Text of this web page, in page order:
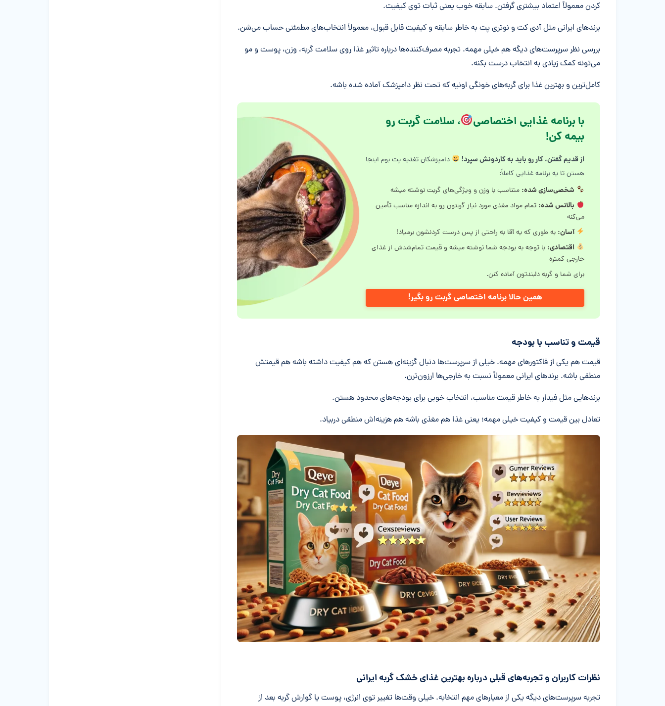
کردن معمولاً اعتماد بیشتری گرفتن. سابقه خوب یعنی ثبات توی کیفیت.
برندهای ایرانی مثل آدی کت و نوتری پت به خاطر سابقه و کیفیت قابل قبول، معمولاً انتخاب‌های مطمئنی حساب می‌شن.
بررسی نظر سرپرست‌های دیگه هم خیلی مهمه. تجربه مصرف‌کننده‌ها درباره تاثیر غذا روی سلامت گربه، وزن، پوست و مو
می‌تونه کمک زیادی به انتخاب درست بکنه.
کامل‌ترین و بهترین غذا برای گربه‌های خونگی اونیه که تحت نظر دامپزشک آماده شده باشه.
با برنامه غذایی اختصاصی
، سلامت گربت رو
بیمه کن!
از قدیم گفتن، کار رو باید به کاردونش سپرد!
دامپزشکان تغذیه پت بوم اینجا
هستن تا یه برنامه غذایی کاملاً:
شخصی‌سازی شده: متناسب با وزن و ویژگی‌های گربت نوشته میشه
بالانس شده: تمام مواد مغذی مورد نیاز گربتون رو به اندازه مناسب تأمین
می‌کنه
آسان: به طوری که یه آقا به راحتی از پس درست کردنشون برمیاد!
اقتصادی: با توجه به بودجه شما نوشته میشه و قیمت تمام‌شدش از غذای
خارجی کمتره
برای شما و گربه دلبندتون آماده کنن.
همین حالا برنامه اختصاصی گربت رو بگیر!
قیمت و تناسب با بودجه
قیمت هم یکی از فاکتورهای مهمه. خیلی از سرپرست‌ها دنبال گزینه‌ای هستن که هم کیفیت داشته باشه هم قیمتش
منطقی باشه. برندهای ایرانی معمولاً نسبت به خارجی‌ها ارزون‌ترن.
برندهایی مثل فیدار به خاطر قیمت مناسب، انتخاب خوبی برای بودجه‌های محدود هستن.
تعادل بین قیمت و کیفیت خیلی مهمه؛ یعنی غذا هم مغذی باشه هم هزینه‌اش منطقی دربیاد.
نظرات کاربران و تجربه‌های قبلی درباره بهترین غذای خشک گربه ایرانی
تجربه سرپرست‌های دیگه یکی از معیارهای مهم انتخابه. خیلی وقت‌ها تغییر توی انرژی، پوست یا گوارش گربه بعد از